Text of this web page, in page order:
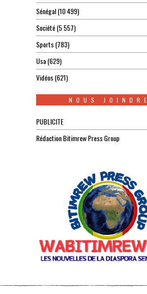
Sénégal(10 499)
Société(5 557)
Sports(783)
Usa(629)
Vidéos(621)
NOUS JOINDRE
PUBLICITE
Rédaction Bitimrew Press Group